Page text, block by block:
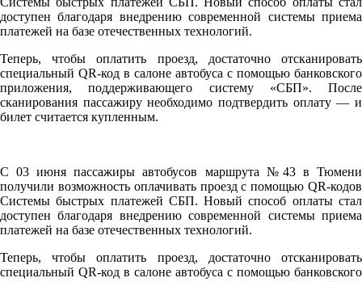
доступен благодаря внедрению современной системы приема
платежей на базе отечественных технологий.
Теперь, чтобы оплатить проезд, достаточно отсканировать
специальный QR-код в салоне автобуса с помощью банковского
приложения, поддерживающего систему «СБП». После
сканирования пассажиру необходимо подтвердить оплату — и
билет считается купленным.
С 03 июня пассажиры автобусов маршрута №43 в Тюмени
получили возможность оплачивать проезд с помощью QR-кодов
Системы быстрых платежей СБП. Новый способ оплаты стал
доступен благодаря внедрению современной системы приема
платежей на базе отечественных технологий.
Теперь, чтобы оплатить проезд, достаточно отсканировать
специальный QR-код в салоне автобуса с помощью банковского